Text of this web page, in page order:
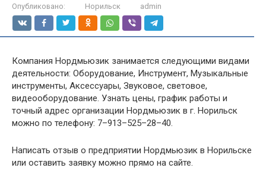
Опубликовано: Норильск admin
Компания Нордмьюзик занимается следующими видами
деятельности: Оборудование, Инструмент, Музыкальные
инструменты, Аксессуары, Звуковое, световое,
видеооборудование. Узнать цены, график работы и
точный адрес организации Нордмьюзик в г. Норильск
можно по телефону: 7–913–525–28–40.
Написать отзыв о предприятии Нордмьюзик в Норильске
или оставить заявку можно прямо на сайте.